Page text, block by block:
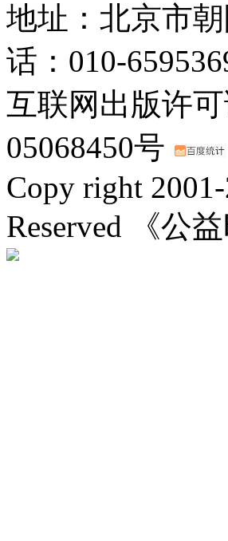
地址：北京市
话：010-
互联网出版许
05068450号
Copy right
Reserved 《公